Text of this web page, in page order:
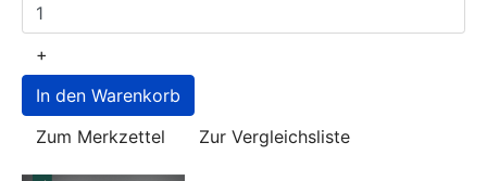
+
Zum Merkzettel Zur Vergleichsliste